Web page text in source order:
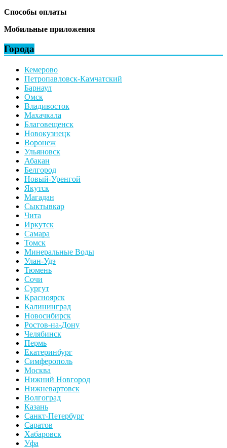
Способы оплаты
Мобильные приложения
Города
Кемерово
Петропавловск-Камчатский
Барнаул
Омск
Владивосток
Махачкала
Благовещенск
Новокузнецк
Воронеж
Ульяновск
Абакан
Белгород
Новый-Уренгой
Якутск
Магадан
Сыктывкар
Чита
Иркутск
Самара
Томск
Минеральные Воды
Улан-Удэ
Тюмень
Сочи
Сургут
Красноярск
Калининград
Новосибирск
Ростов-на-Дону
Челябинск
Пермь
Екатеринбург
Симферополь
Москва
Нижний Новгород
Нижневартовск
Волгоград
Казань
Санкт-Петербург
Саратов
Хабаровск
Уфа